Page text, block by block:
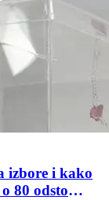
izbore i kako
80 odsto